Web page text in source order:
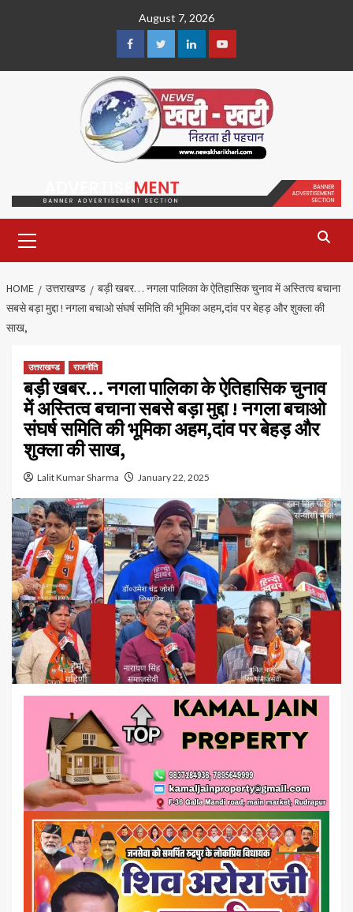
August 7, 2026
FacebookTwitterLinkedinYoutube
Menu
HOME उत्तराखण्ड
बड़ी खबर… नगला पालिका के ऐतिहासिक चुनाव में अस्तित्व बचाना
सबसे बड़ा मुद्दा ! नगला बचाओ संघर्ष समिति की भूमिका अहम,दांव पर बेहड़ और शुक्ला की
साख,
उत्तराखण्ड राजनीति
बड़ी खबर… नगला पालिका के ऐतिहासिक चुनाव
में अस्तित्व बचाना सबसे बड़ा मुद्दा ! नगला बचाओ
संघर्ष समिति की भूमिका अहम,दांव पर बेहड़ और
शुक्ला की साख,
Lalit Kumar Sharma January 22, 2025